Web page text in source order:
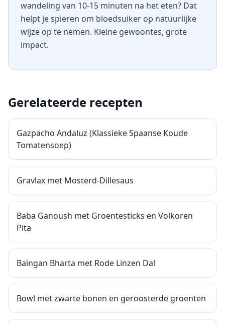
wandeling van 10-15 minuten na het eten? Dat
helpt je spieren om bloedsuiker op natuurlijke
wijze op te nemen. Kleine gewoontes, grote
impact.
Gerelateerde recepten
Gazpacho Andaluz (Klassieke Spaanse Koude
Tomatensoep)
Gravlax met Mosterd-Dillesaus
Baba Ganoush met Groentesticks en Volkoren
Pita
Baingan Bharta met Rode Linzen Dal
Bowl met zwarte bonen en geroosterde groenten